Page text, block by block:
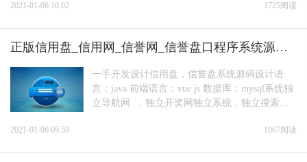
2021-01-06 10.02 1725阅读
正版信用盘_信用网_信誉网_信誉盘口程序系统源码
出租合作
一手开发设计信用盘，信誉盘系统源码设计语
言：java 前端语言：vue.js 数据库：mysql系统独
立导航网 ，独立开奖网独立系统，独立搜索码
2021-01-06 09.59 1067阅读